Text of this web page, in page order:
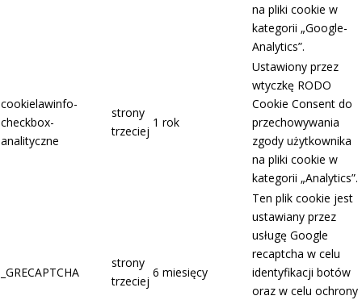
na pliki cookie w
kategorii „Google-
Analytics”.
cookielawinfo-
checkbox-
analityczne
strony
trzeciej
1 rok
Ustawiony przez
wtyczkę RODO
Cookie Consent do
przechowywania
zgody użytkownika
na pliki cookie w
kategorii „Analytics”.
_GRECAPTCHA
strony
trzeciej
6 miesięcy
Ten plik cookie jest
ustawiany przez
usługę Google
recaptcha w celu
identyfikacji botów
oraz w celu ochrony